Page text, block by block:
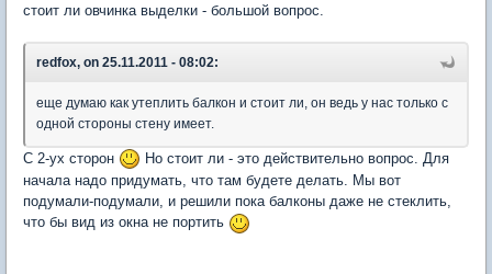
стоит ли овчинка выделки - большой вопрос.
redfox, on 25.11.2011 - 08:02:
еще думаю как утеплить балкон и стоит ли, он ведь у нас только с
одной стороны стену имеет.
С 2-ух сторон
Но стоит ли - это действительно вопрос. Для
начала надо придумать, что там будете делать. Мы вот
подумали-подумали, и решили пока балконы даже не стеклить,
что бы вид из окна не портить